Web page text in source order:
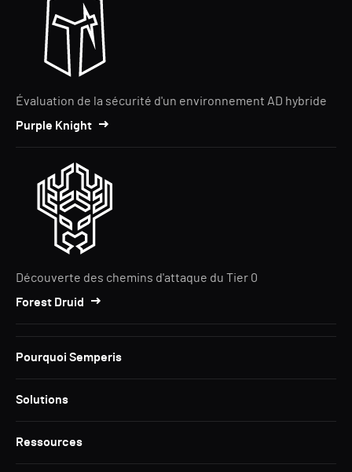
Évaluation de la sécurité d'un environnement AD hybride
Purple Knight
Découverte des chemins d'attaque du Tier 0
Forest Druid
Pourquoi Semperis
Solutions
Ressources